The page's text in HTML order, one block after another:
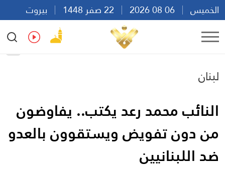
الخميس
بيروت
02:39
Ar
لبنان
النائب محمد رعد يكتب.. يفاوضون
من دون تفويض ويستقوون بالعدو
ضد اللبنانيين